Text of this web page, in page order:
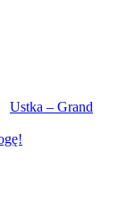
Ustka – Grand